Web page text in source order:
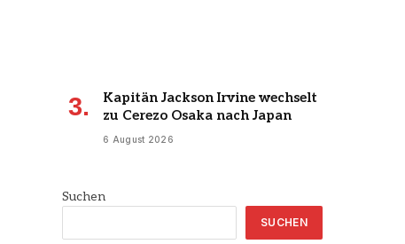
Kapitän Jackson Irvine wechselt
zu Cerezo Osaka nach Japan
6 August 2026
Suchen
SUCHEN